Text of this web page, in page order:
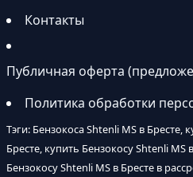
Контакты
Публичная оферта
Политика обработки
Тэги: Бензокоса Shtenli MS в Бресте,
Бресте, купить Бензокосу Shtenli MS
Бензокосу Shtenli MS в Бресте в